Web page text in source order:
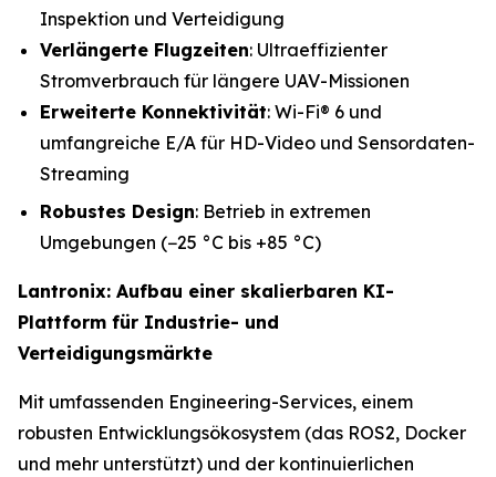
Inspektion und Verteidigung
Verlängerte Flugzeiten: Ultraeffizienter
Stromverbrauch für längere UAV-Missionen
Erweiterte Konnektivität: Wi-Fi® 6 und
umfangreiche E/A für HD-Video und Sensordaten-
Streaming
Robustes Design: Betrieb in extremen
Umgebungen (−25 °C bis +85 °C)
Lantronix: Aufbau einer skalierbaren KI-
Plattform für Industrie- und
Verteidigungsmärkte
Mit umfassenden Engineering-Services, einem
robusten Entwicklungsökosystem (das ROS2, Docker
und mehr unterstützt) und der kontinuierlichen